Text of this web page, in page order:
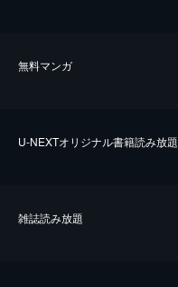
無料マンガ
U-NEXTオリジナル書籍読み放題
雑誌読み放題